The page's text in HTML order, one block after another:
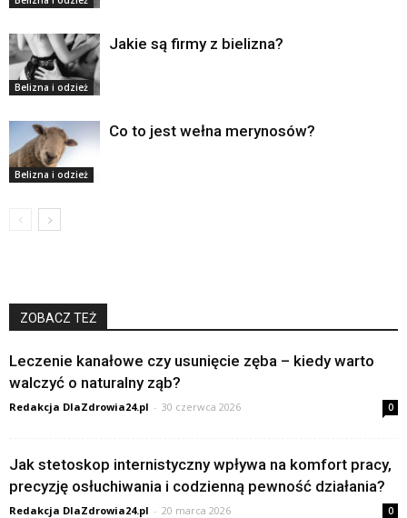
Belizna i odzież
Jakie są firmy z bielizna?
Belizna i odzież
Co to jest wełna merynosów?
ZOBACZ TEŻ
Leczenie kanałowe czy usunięcie zęba – kiedy warto
walczyć o naturalny ząb?
Redakcja DlaZdrowia24.pl - 30 czerwca 2026 0
Jak stetoskop internistyczny wpływa na komfort pracy,
precyzję osłuchiwania i codzienną pewność działania?
Redakcja DlaZdrowia24.pl - 20 marca 2026 0